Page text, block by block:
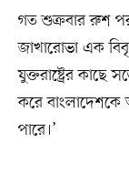
গত শুক্রবার রুশ
জাখারোভা এক
যুক্তরাষ্ট্রের
করে বাংলাদেশকে
পারে।’